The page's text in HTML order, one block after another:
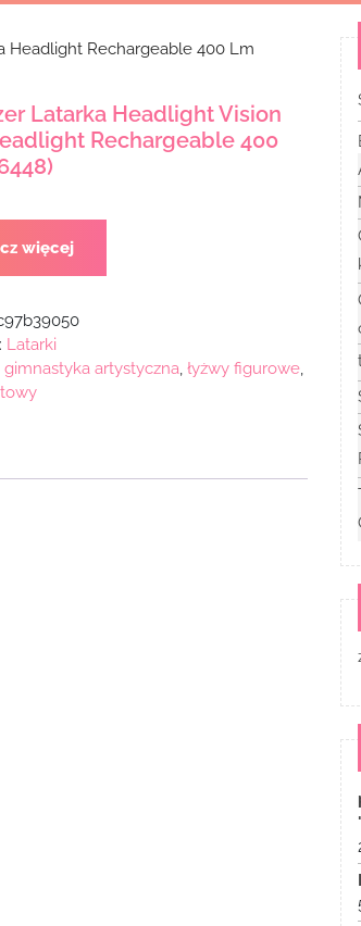
Headlight Rechargeable 400 Lm
Latarka Headlight Vision
Rechargeable 400
więcej
Latarki
gimnastyka artystyczna łyżwy figurowe,